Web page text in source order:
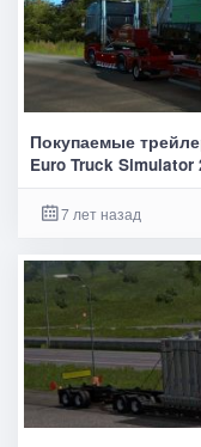
Покупаемые
Euro Truck Simulator
7 лет назад